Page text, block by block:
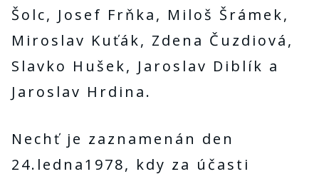
Šolc, Josef Frňka, Miloš Šrámek,
Miroslav Kuťák, Zdena Čuzdiová,
Slavko Hušek, Jaroslav Diblík a
Jaroslav Hrdina.
Nechť je zaznamenán den
24.ledna1978, kdy za účasti